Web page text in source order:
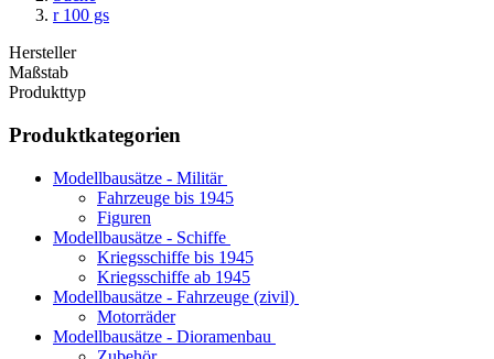
r 100 gs
Hersteller
Maßstab
Produkttyp
Produktkategorien
Modellbausätze - Militär
Fahrzeuge bis 1945
Figuren
Modellbausätze - Schiffe
Kriegsschiffe bis 1945
Kriegsschiffe ab 1945
Modellbausätze - Fahrzeuge (zivil)
Motorräder
Modellbausätze - Dioramenbau